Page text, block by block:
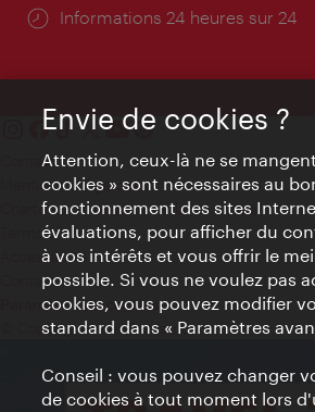
Öffnungszeiten:
Informations 24 heures sur 24
Contact
Mentions obligatoires
Charte sur le respect de la vie privée
Terms of Use
Accessibilité
Contact presse
Paramètres de cookies
© Copyright WienTourismus
Envie de cookies ?
Attention, ceux-là ne se
cookies » sont nécessaires au
fonctionnement des sites
évaluations, pour afficher du
à vos intérêts et vous offrir le
possible. Si vous ne voulez pas
cookies, vous pouvez modifier
standard dans « Paramètres
Conseil : vous pouvez changer
de cookies à tout moment lors